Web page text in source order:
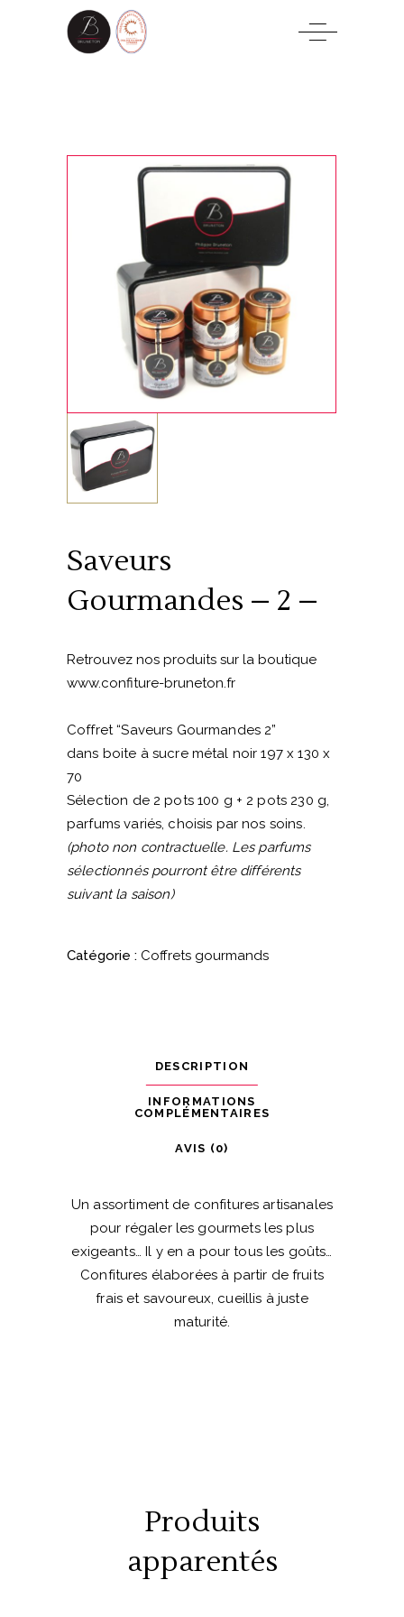
Saveurs
Gourmandes – 2 –
Retrouvez nos produits sur la boutique
www.confiture-bruneton.fr
Coffret “Saveurs Gourmandes 2”
dans boite à sucre métal noir 197 x 130 x
70
Sélection de 2 pots 100 g + 2 pots 230 g,
parfums variés, choisis par nos soins.
(photo non contractuelle. Les parfums
sélectionnés pourront être différents
suivant la saison)
Catégorie : Coffrets gourmands
DESCRIPTION
INFORMATIONS
COMPLÉMENTAIRES
AVIS (0)
Un assortiment de confitures artisanales
pour régaler les gourmets les plus
exigeants… Il y en a pour tous les goûts…
Confitures élaborées à partir de fruits
frais et savoureux, cueillis à juste
maturité.
Produits
apparentés